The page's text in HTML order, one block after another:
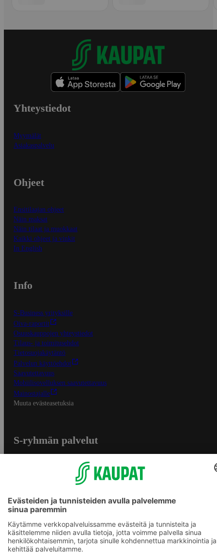
Yhteystiedot
Myymälät
Asiakaspalvelu
Ohjeet
Ensitilaajan ohjeet
Näin maksat
Näin tilaat ja muokkaat
Kaikki ohjeet ja vinkit
In English
Info
S-Business yrityksille
Oiva-raportit
Osuuskauppojen yhteystiedot
Tilaus- ja toimitusehdot
Tietosuojakäytäntö
Palvelun käyttöehdot
Saavutettavuus
Mobiilisovelluksen saavutettavuus
Mainostajalle
Muuta evästeasetuksia
S-ryhmän palvelut
S-ostoslista -sovellus
Prisma.fi
Sokos.fi
S-Pankki
Yhteishyvä